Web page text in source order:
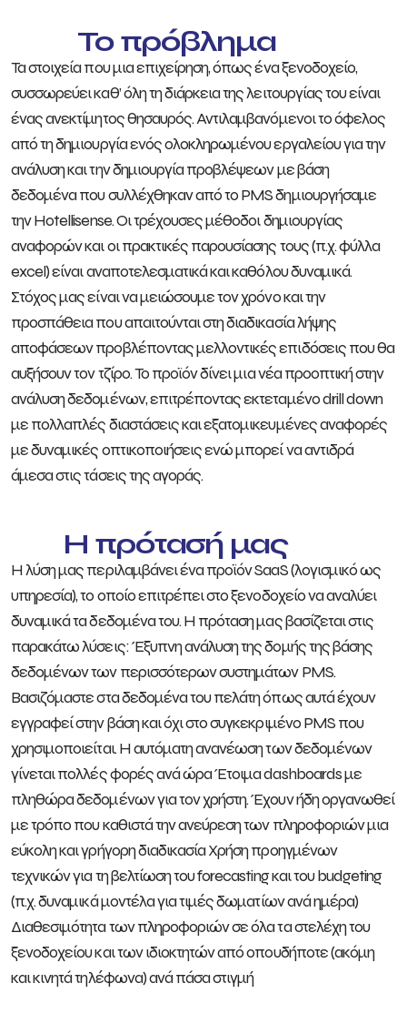
Το πρόβλημα
Τα στοιχεία που μια επιχείρηση, όπως ένα ξενοδοχείο,
συσσωρεύει καθ’ όλη τη διάρκεια της λειτουργίας του είναι
ένας ανεκτίμητος θησαυρός. Αντιλαμβανόμενοι το όφελος
από τη δημιουργία ενός ολοκληρωμένου εργαλείου για την
ανάλυση και την δημιουργία προβλέψεων με βάση
δεδομένα που συλλέχθηκαν από το PMS δημιουργήσαμε
την Hotellisense. Οι τρέχουσες μέθοδοι δημιουργίας
αναφορών και οι πρακτικές παρουσίασης τους (π.χ. φύλλα
excel) είναι αναποτελεσματικά και καθόλου δυναμικά.
Στόχος μας είναι να μειώσουμε τον χρόνο και την
προσπάθεια που απαιτούνται στη διαδικασία λήψης
αποφάσεων προβλέποντας μελλοντικές επιδόσεις που θα
αυξήσουν τον τζίρο. Το προϊόν δίνει μια νέα προοπτική στην
ανάλυση δεδομένων, επιτρέποντας εκτεταμένο drill down
με πολλαπλές διαστάσεις και εξατομικευμένες αναφορές
με δυναμικές οπτικοποιήσεις ενώ μπορεί να αντιδρά
άμεσα στις τάσεις της αγοράς.
Η πρότασή μας
Η λύση μας περιλαμβάνει ένα προϊόν SaaS (λογισμικό ως
υπηρεσία), το οποίο επιτρέπει στο ξενοδοχείο να αναλύει
δυναμικά τα δεδομένα του. Η πρόταση μας βασίζεται στις
παρακάτω λύσεις: Έξυπνη ανάλυση της δομής της βάσης
δεδομένων των περισσότερων συστημάτων PMS.
Βασιζόμαστε στα δεδομένα του πελάτη όπως αυτά έχουν
εγγραφεί στην βάση και όχι στο συγκεκριμένο PMS που
χρησιμοποιείται. Η αυτόματη ανανέωση των δεδομένων
γίνεται πολλές φορές ανά ώρα Έτοιμα dashboards με
πληθώρα δεδομένων για τον χρήστη. Έχουν ήδη οργανωθεί
με τρόπο που καθιστά την ανεύρεση των πληροφοριών μια
εύκολη και γρήγορη διαδικασία Χρήση προηγμένων
τεχνικών για τη βελτίωση του forecasting και του budgeting
(π.χ. δυναμικά μοντέλα για τιμές δωματίων ανά ημέρα)
Διαθεσιμότητα των πληροφοριών σε όλα τα στελέχη του
ξενοδοχείου και των ιδιοκτητών από οπουδήποτε (ακόμη
και κινητά τηλέφωνα) ανά πάσα στιγμή